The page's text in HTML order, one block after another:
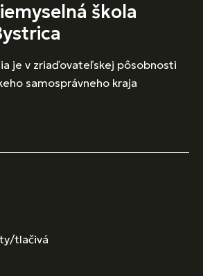
škola
je v zriaďovateľskej pôsobnosti
samosprávneho kraja
tlačivá